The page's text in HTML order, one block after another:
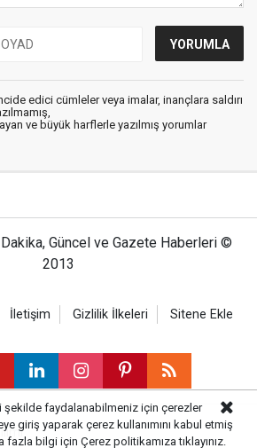
edici cümleler veya imalar, inançlara saldırı
ve büyük harflerle yazılmış yorumlar
Güncel ve Gazete Haberleri ©
2013
İletişim Gizlilik İlkeleri Sitene Ekle
şekilde faydalanabilmeniz için çerezler
giriş yaparak çerez kullanımını kabul etmiş
fazla bilgi için Çerez politikamıza tıklayınız.